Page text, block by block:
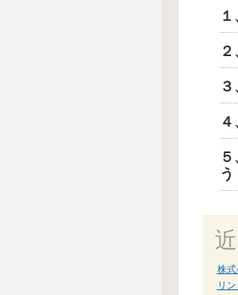
１
２
３
う
株
リ